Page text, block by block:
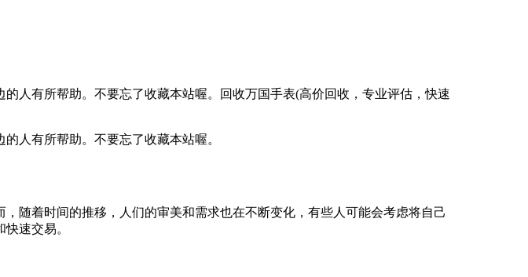
人有所帮助。不要忘了收藏本站喔。回收万国手表(高价回收，专业评估，快速
人有所帮助。不要忘了收藏本站喔。
随着时间的推移，人们的审美和需求也在不断变化，有些人可能会考虑将自己
速交易。